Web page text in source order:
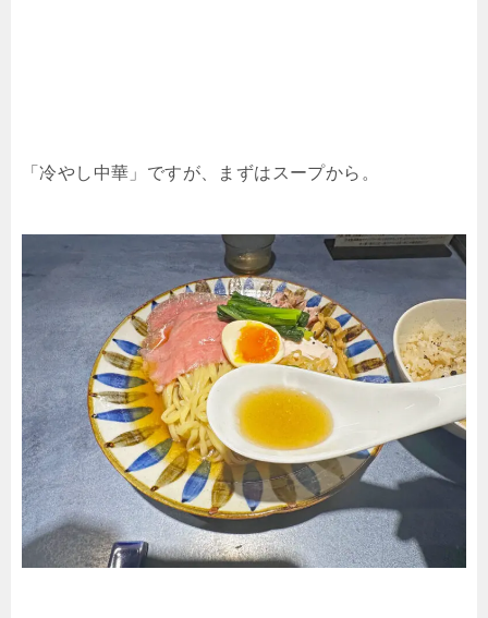
「冷やし中華」ですが、まずはスープから。